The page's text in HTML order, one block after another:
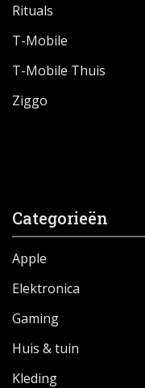
Rituals
T-Mobile
T-Mobile Thuis
Ziggo
Categorieën
Apple
Elektronica
Gaming
Huis & tuin
Kleding